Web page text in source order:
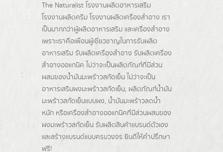
The Naturalist โรงงานผลิตอาหารเสริม
โรงงานผลิตครีมโรงงานผลิตเครื่องสำอาง เรา
เป็นมากกว่าผู้ผลิตอาหารเสริมและเครื่องสำอาง
เพราะเราคือเพื่อนผู้เชี่ยวชาญในการรับผลิต
อาหารเสริม รับผลิตเครื่องสำอาง รับผลิตเครื่อง
สำอางออแกนิค ไม่ว่าจะเป็นผลิตภัณฑ์ที่มีส่วน
ผสมของน้ำมันมะพร้าวสกัดเย็น ไม่ว่าจะเป็น
อาหารเสริมผงมะพร้าวสกัดเย็น, ผลิตภัณฑ์น้ำมัน
มะพร้าวสกัดเย็นแบบผง, น้ำมันมะพร้าวลดน้ำ
หนักหรือเครื่องสำอางออแกนิคที่มีส่วนผสมของ
ผงมะพร้าวสกัดเย็น รับผลิตสินค้าแบรนด์ตัวเอง
และสร้างแบรนด์แบบครบวงจร ยินดีให้คำปรึกษา
ฟรี!